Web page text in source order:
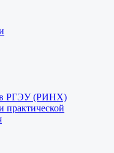
РГЭУ (РИНХ)
практической